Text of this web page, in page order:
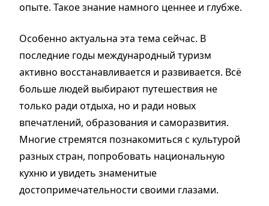
опыте. Такое знание намного ценнее и глубже.
Особенно актуальна эта тема сейчас. В
последние годы международный туризм
активно восстанавливается и развивается. Всё
больше людей выбирают путешествия не
только ради отдыха, но и ради новых
впечатлений, образования и саморазвития.
Многие стремятся познакомиться с культурой
разных стран, попробовать национальную
кухню и увидеть знаменитые
достопримечательности своими глазами.